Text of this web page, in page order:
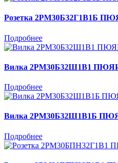
Розетка 2РМ30Б32Г1В1Б
Подробнее
Вилка 2РМ30Б32Ш1В1
Подробнее
Вилка 2РМ30Б32Ш1В1Б
Подробнее